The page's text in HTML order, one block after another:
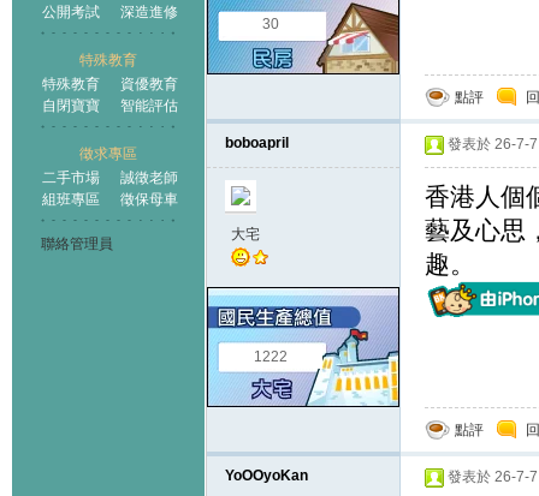
公開考試
深造進修
特殊教育
特殊教育
資優教育
自閉寶寶
智能評估
徵求專區
二手市場
誠徵老師
組班專區
徵保母車
聯絡管理員
30
點評
boboapril
大宅
1222
發表於 26-7-
香港人個
藝及心思
趣。
點評
YoOOyoKan 發表於 26-7-